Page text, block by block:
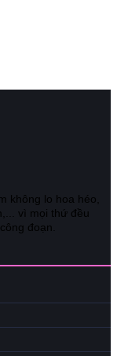
không lo hoa héo,
vì mọi thứ đều
đoạn.